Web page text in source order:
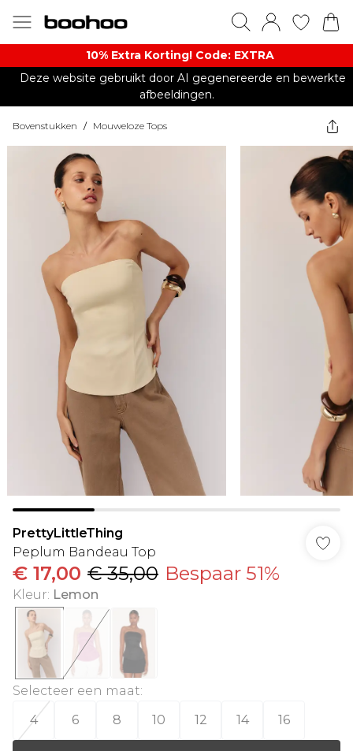
10% Extra Korting! Code: EXTRA​
Deze website gebruikt door AI gegenereerde en bewerkte
afbeeldingen.
Bovenstukken / Mouweloze Tops
PrettyLittleThing
Peplum Bandeau Top
€ 17,00 € 35,00 Bespaar 51%
Kleur: Lemon
Selecteer een maat:
4
6 8 10 12 14 16